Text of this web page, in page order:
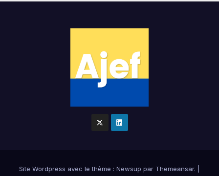
Site Wordpress avec le thème : Newsup par Themeansar.